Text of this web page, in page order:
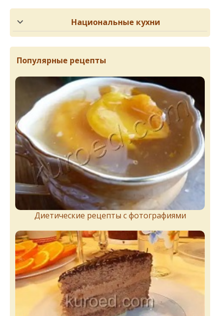
Национальные кухни
Популярные рецепты
Диетические рецепты с фотографиями